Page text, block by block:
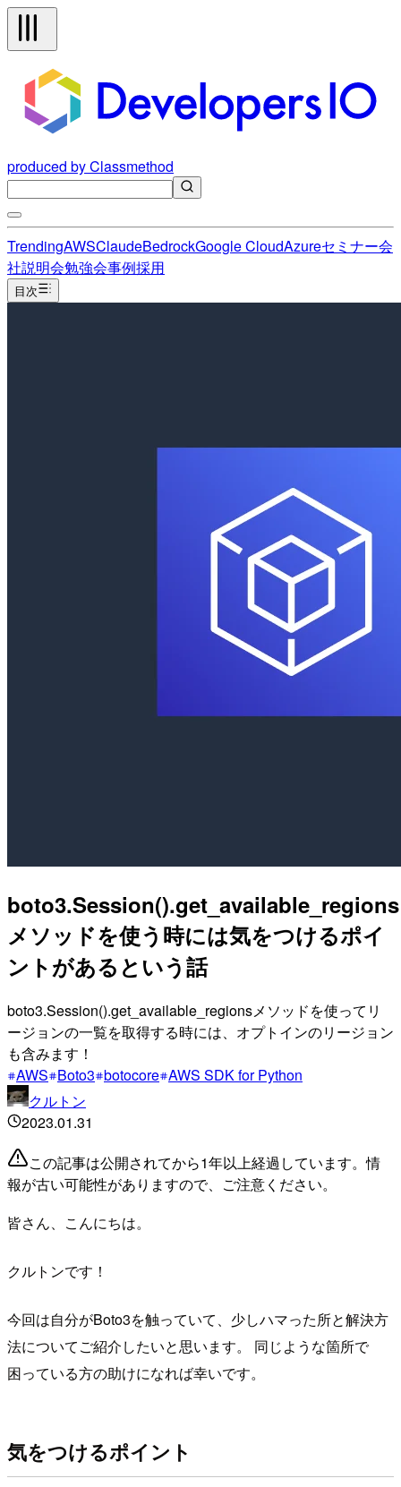
produced by Classmethod
TrendingAWSClaudeBedrockGoogle CloudAzureセミナー会
社説明会勉強会事例採用
目次
boto3.Session().get_available_regions
メソッドを使う時には気をつけるポイ
ントがあるという話
boto3.Session().get_available_regionsメソッドを使ってリ
ージョンの一覧を取得する時には、オプトインのリージョン
も含みます！
AWS Boto3 botocore AWS SDK for Python
クルトン
2023.01.31
この記事は公開されてから1年以上経過しています。情
報が古い可能性がありますので、ご注意ください。
皆さん、こんにちは。
クルトンです！
今回は自分がBoto3を触っていて、少しハマった所と解決方
法についてご紹介したいと思います。 同じような箇所で
困っている方の助けになれば幸いです。
気をつけるポイント